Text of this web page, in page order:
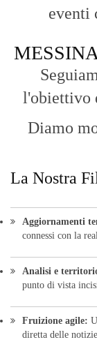
eventi
l'obiettivo
Diamo
La Nostra
Aggiornamenti
connessi con la
Analisi e
punto di vista
Fruizione agile:
diretta delle